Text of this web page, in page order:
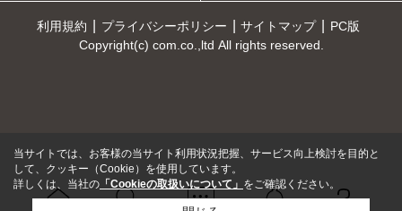
利用規約 プライバシーポリシー サイトマップ
PC版
Copyright(c) com.co.,ltd All rights reserved.
当サイトでは、お客様の当サイト利用状況把握、サービス向上検討を目的と
して、クッキー（Cookie）を使用しています。
詳しくは、当社の 「Cookieの取扱いについて」 をご確認ください。